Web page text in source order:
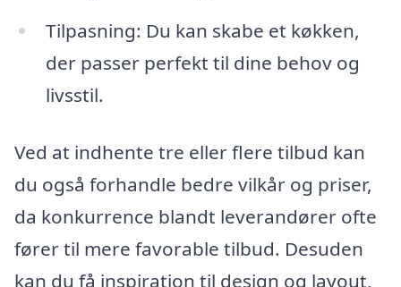
Tilpasning: Du kan skabe et køkken,
der passer perfekt til dine behov og
livsstil.
Ved at indhente tre eller flere tilbud kan
du også forhandle bedre vilkår og priser,
da konkurrence blandt leverandører ofte
fører til mere favorable tilbud. Desuden
kan du få inspiration til design og layout,